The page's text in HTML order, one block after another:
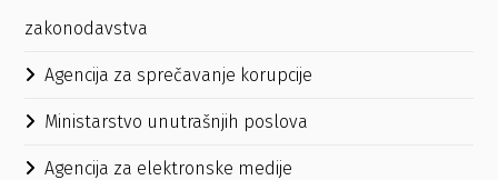
zakonodavstva
Agencija za sprečavanje korupcije
Ministarstvo unutrašnjih poslova
Agencija za elektronske medije